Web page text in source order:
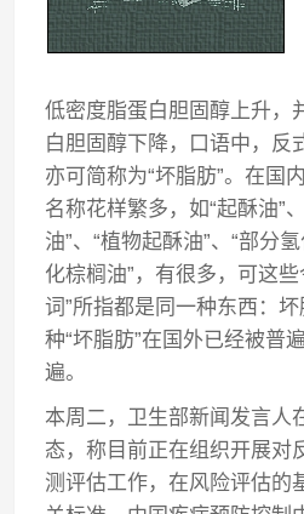
低密度脂蛋白胆固醇上升，
白胆固醇下降，口语中，反
亦可简称为“坏脂肪”。在国
名称花样繁多，如“起酥油”
油”、“植物起酥油”、“部分
化棕榈油”，有很多，可这
词”所指都是同一种东西：
种“坏脂肪”在国外已经被普
遍。
本周二，卫生部新闻发言人
态，称目前正在组织开展对
测评估工作，在风险评估的